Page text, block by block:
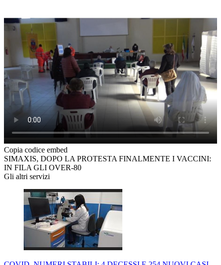
Copia codice embed
SIMAXIS, DOPO LA PROTESTA FINALMENTE I VACCINI:
IN FILA GLI OVER-80
Gli altri servizi